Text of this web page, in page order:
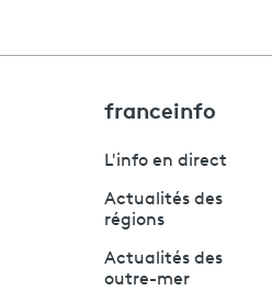
franceinfo
L'info en direct
Actualités des
régions
Actualités des
outre-mer